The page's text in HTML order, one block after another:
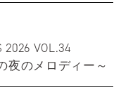
2026 VOL.34
夜のメロディー～